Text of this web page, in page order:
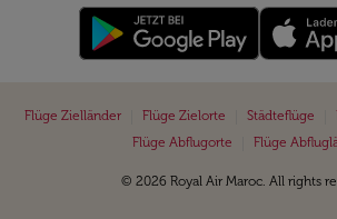
Flüge Zielländer Flüge Zielorte Städteflüge
Flüge Abflugorte
Flüge
© 2026 Royal Air Maroc. All rights